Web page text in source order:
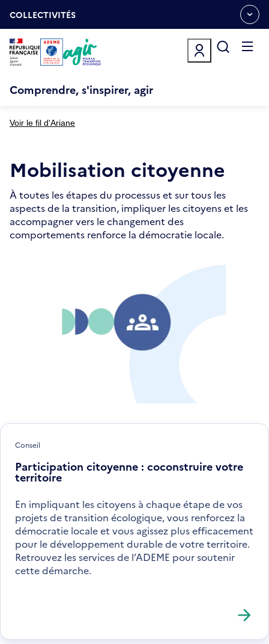
auOUVRIR
LE
MENU
ESPACE
COLLECTIVITÉS
Comprendre, s'inspirer, agir
Voir le fil d'Ariane
Mobilisation citoyenne
À toutes les étapes du processus et sur tous les
aspects de la transition, impliquer les citoyens et les
accompagner vers le changement des
comportements renforce la démocratie locale.
Conseil
Participation citoyenne : coconstruire votre
territoire
En impliquant les citoyens à chaque étape de vos
projets de transition écologique, vous renforcez la
démocratie locale et vous agissez plus efficacement
pour le développement durable de votre territoire.
Retrouvez les services de l’ADEME pour soutenir
cette démarche.